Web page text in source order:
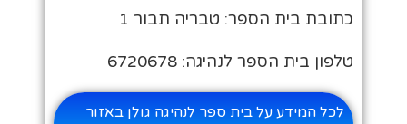
כתובת בית הספר: טבריה תבור 1
טלפון בית הספר לנהיגה: 6720678
לכל המידע על בית ספר לנהיגה גולן באזור